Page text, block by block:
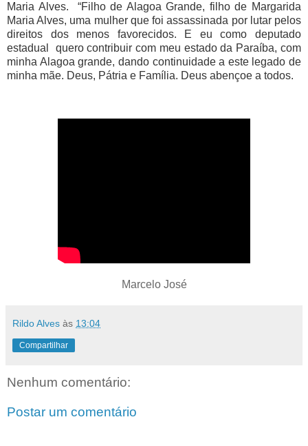
Maria Alves. “Filho de Alagoa Grande, filho de Margarida
Maria Alves, uma mulher que foi assassinada por lutar pelos
direitos dos menos favorecidos. E eu como deputado
estadual quero contribuir com meu estado da Paraíba, com
minha Alagoa grande, dando continuidade a este legado de
minha mãe. Deus, Pátria e Família. Deus abençoe a todos.
Marcelo José
Rildo Alves às 13:04
Compartilhar
Nenhum comentário:
Postar um comentário